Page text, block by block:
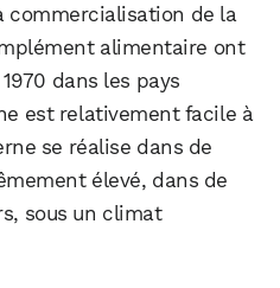
commercialisation de la
alimentaire ont
dans les pays
est relativement facile à
se réalise dans de
élevé, dans de
sous un climat